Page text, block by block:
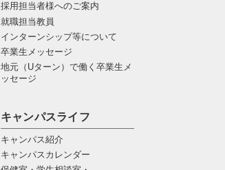
採用担当者様へのご案内
就職担当教員
インターンシップ等について
卒業生メッセージ
地元（Uターン）で働く卒業生メ
ッセージ
キャンパスライフ
キャンパス紹介
キャンパスカレンダー